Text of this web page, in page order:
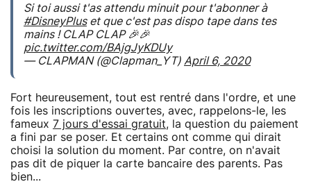
Si toi aussi t'as attendu minuit pour t'abonner à
#DisneyPluset que c'est pas dispo tape dans tes
mains ! CLAP CLAP 🎉🎉
pic.twitter.com/BAjgJyKDUy
— CLAPMAN (@Clapman_YT) April 6, 2020
Fort heureusement, tout est rentré dans l'ordre, et une
fois les inscriptions ouvertes, avec, rappelons-le, les
fameux 7 jours d'essai gratuit, la question du paiement
a fini par se poser. Et certains ont comme qui dirait
choisi la solution du moment. Par contre, on n'avait
pas dit de piquer la carte bancaire des parents. Pas
bien...